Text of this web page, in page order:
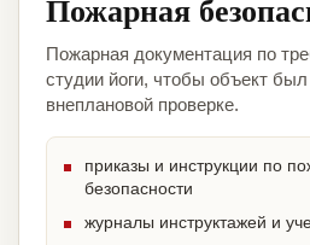
Пожарная
Пожарная документация по
студии йоги, чтобы объект
внеплановой проверке.
приказы и инструкции по
безопасности
журналы инструктажей и